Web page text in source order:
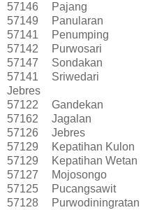
57146
Pajang
57149
Panularan
57141
Penumping
57142
Purwosari
57147
Sondakan
57141
Sriwedari
Jebres
57122
Gandekan
57162
Jagalan
57126
Jebres
57129
Kepatihan Kulon
57129
Kepatihan Wetan
57127
Mojosongo
57125
Pucangsawit
57128
Purwodiningratan